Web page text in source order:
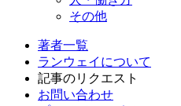
その他
著者一覧
ランウェイについて
記事のリクエスト
お問い合わせ